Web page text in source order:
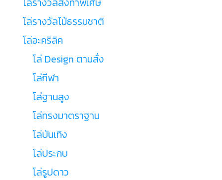
โล่รางวัลไม้ธรรมชาติ
โล่อะคริลิค
โล่ Design ตามสั่ง
โล่กีฬา
โล่ฐานสูง
โล่ทรงมาตราฐาน
โล่บันเทิง
โล่ประกบ
โล่รูปดาว